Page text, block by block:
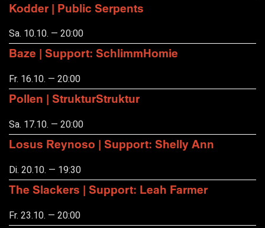
Kodder | Public Serpents
Sa. 10.10. — 20:00
Baze | Support: SchlimmHomie
Fr. 16.10. — 20:00
Pollen | StrukturStruktur
Sa. 17.10. — 20:00
Losus Reynoso | Support: Shelly Ann
Di. 20.10. — 19:30
The Slackers | Support: Leah Farmer
Fr. 23.10. — 20:00